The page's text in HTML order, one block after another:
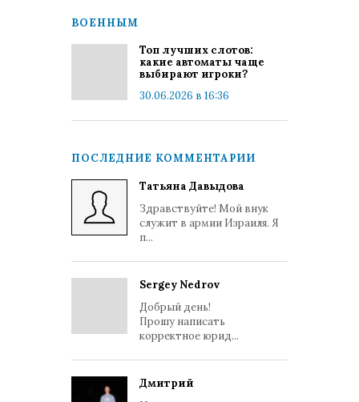
ВОЕННЫМ
Топ лучших слотов:
какие автоматы чаще
выбирают игроки?
30.06.2026 в 16:36
ПОСЛЕДНИЕ КОММЕНТАРИИ
Татьяна Давыдова
Здравствуйте! Мой внук
служит в армии Израиля. Я
п...
Sergey Nedrov
Добрый день!
Прошу написать
корректное юрид...
Дмитрий